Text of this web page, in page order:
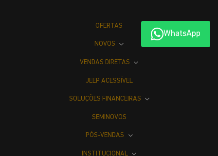
WhatsApp
OFERTAS
NOVOS
VENDAS DIRETAS
JEEP ACESSÍVEL
SOLUÇÕES FINANCEIRAS
SEMINOVOS
PÓS-VENDAS
INSTITUCIONAL